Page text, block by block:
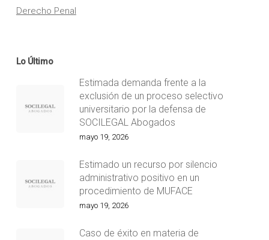
Derecho Penal
Lo Último
Estimada demanda frente a la
exclusión de un proceso selectivo
universitario por la defensa de
SOCILEGAL Abogados
mayo 19, 2026
Estimado un recurso por silencio
administrativo positivo en un
procedimiento de MUFACE
mayo 19, 2026
Caso de éxito en materia de